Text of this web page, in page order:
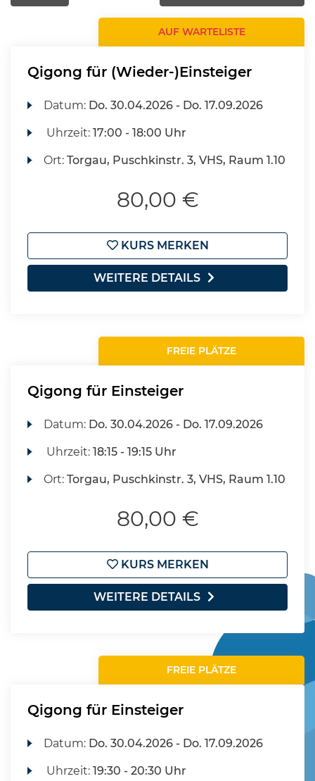
AUF WARTELISTE
Qigong für (Wieder-)Einsteiger
Datum: Do. 30.04.2026 - Do. 17.09.2026
Uhrzeit:17:00 - 18:00 Uhr
Ort:Torgau, Puschkinstr. 3, VHS, Raum 1.10
80,00 €
KURS MERKEN
WEITERE DETAILS
FREIE PLÄTZE
Qigong für Einsteiger
Datum: Do. 30.04.2026 - Do. 17.09.2026
Uhrzeit:18:15 - 19:15 Uhr
Ort:Torgau, Puschkinstr. 3, VHS, Raum 1.10
80,00 €
KURS MERKEN
WEITERE DETAILS
FREIE PLÄTZE
Qigong für Einsteiger
Datum: Do. 30.04.2026 - Do. 17.09.2026
Uhrzeit:19:30 - 20:30 Uhr